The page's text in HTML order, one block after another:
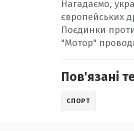
Нагадаємо,
європейських
Поєдинки
"Мотор"
Пов'язані
СПОРТ